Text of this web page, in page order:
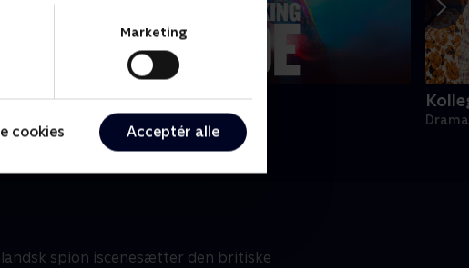
Marketing
cookies Acceptér alle
Happy fucking Pride
Drama • 1 sæsoner
spion iscenesætter den britiske